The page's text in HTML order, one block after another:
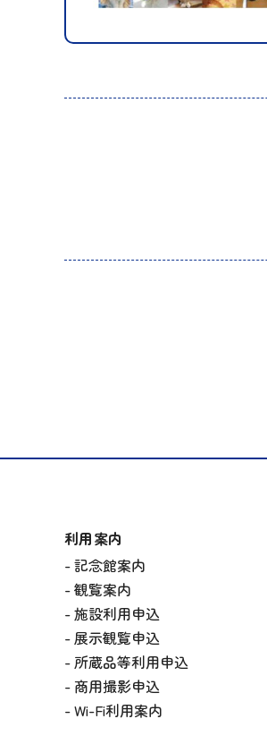
利用案内
記念館案内
観覧案内
施設利用申込
展示観覧申込
所蔵品等利用申込
商用撮影申込
Wi-Fi利用案内